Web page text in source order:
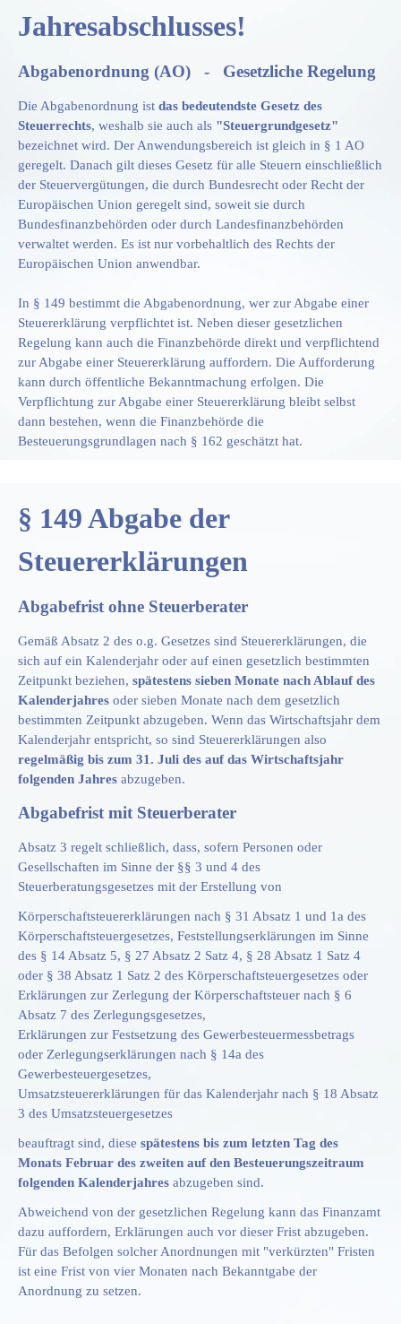
Jahresabschlusses!
Abgabenordnung (AO) - Gesetzliche Regelung
Die Abgabenordnung ist das bedeutendste Gesetz des
Steuerrechts, weshalb sie auch als "Steuergrundgesetz"
bezeichnet wird. Der Anwendungsbereich ist gleich in § 1 AO
geregelt. Danach gilt dieses Gesetz für alle Steuern einschließlich
der Steuervergütungen, die durch Bundesrecht oder Recht der
Europäischen Union geregelt sind, soweit sie durch
Bundesfinanzbehörden oder durch Landesfinanzbehörden
verwaltet werden. Es ist nur vorbehaltlich des Rechts der
Europäischen Union anwendbar.
In § 149 bestimmt die Abgabenordnung, wer zur Abgabe einer
Steuererklärung verpflichtet ist. Neben dieser gesetzlichen
Regelung kann auch die Finanzbehörde direkt und verpflichtend
zur Abgabe einer Steuererklärung auffordern. Die Aufforderung
kann durch öffentliche Bekanntmachung erfolgen. Die
Verpflichtung zur Abgabe einer Steuererklärung bleibt selbst
dann bestehen, wenn die Finanzbehörde die
Besteuerungsgrundlagen nach § 162 geschätzt hat.
§ 149 Abgabe der
Steuererklärungen
Abgabefrist ohne Steuerberater
Gemäß Absatz 2 des o.g. Gesetzes sind Steuererklärungen, die
sich auf ein Kalenderjahr oder auf einen gesetzlich bestimmten
Zeitpunkt beziehen, spätestens sieben Monate nach Ablauf des
Kalenderjahres oder sieben Monate nach dem gesetzlich
bestimmten Zeitpunkt abzugeben. Wenn das Wirtschaftsjahr dem
Kalenderjahr entspricht, so sind Steuererklärungen also
regelmäßig bis zum 31. Juli des auf das Wirtschaftsjahr
folgenden Jahres abzugeben.
Abgabefrist mit Steuerberater
Absatz 3 regelt schließlich, dass, sofern Personen oder
Gesellschaften im Sinne der §§ 3 und 4 des
Steuerberatungsgesetzes mit der Erstellung von
Körperschaftsteuererklärungen nach § 31 Absatz 1 und 1a des
Körperschaftsteuergesetzes, Feststellungserklärungen im Sinne
des § 14 Absatz 5, § 27 Absatz 2 Satz 4, § 28 Absatz 1 Satz 4
oder § 38 Absatz 1 Satz 2 des Körperschaftsteuergesetzes oder
Erklärungen zur Zerlegung der Körperschaftsteuer nach § 6
Absatz 7 des Zerlegungsgesetzes,
Erklärungen zur Festsetzung des Gewerbesteuermessbetrags
oder Zerlegungserklärungen nach § 14a des
Gewerbesteuergesetzes,
Umsatzsteuererklärungen für das Kalenderjahr nach § 18 Absatz
3 des Umsatzsteuergesetzes
beauftragt sind, diese spätestens bis zum letzten Tag des
Monats Februar des zweiten auf den Besteuerungszeitraum
folgenden Kalenderjahres abzugeben sind.
Abweichend von der gesetzlichen Regelung kann das Finanzamt
dazu auffordern, Erklärungen auch vor dieser Frist abzugeben.
Für das Befolgen solcher Anordnungen mit "verkürzten" Fristen
ist eine Frist von vier Monaten nach Bekanntgabe der
Anordnung zu setzen.